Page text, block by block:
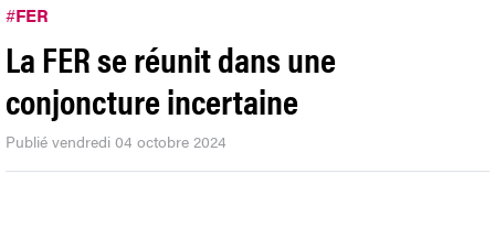
#FER
La FER se réunit dans une
conjoncture incertaine
Publié vendredi 04 octobre 2024